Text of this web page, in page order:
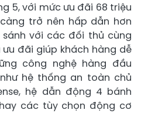
5, với mức ưu đãi 68 triệu
trở nên hấp dẫn hơn
với các đối thủ cùng
ưu đãi giúp khách hàng dễ
công nghệ hàng đầu
hệ thống an toàn chủ
hệ dẫn động 4 bánh
các tùy chọn động cơ